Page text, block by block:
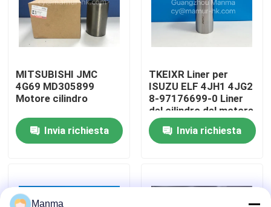
Controllo di qualità
Contattici
Richieda una citazione
Ricambio auto del camion
Isuzu Engine Parts
MITSUBISHI JMC
4G69 MD305899
Motore cilindro
Invia richiesta
TKEIXR Liner per
ISUZU ELF 4JH1 4JG2
8-97176699-0 Liner
del cilindro del motore
Invia richiesta
Manma